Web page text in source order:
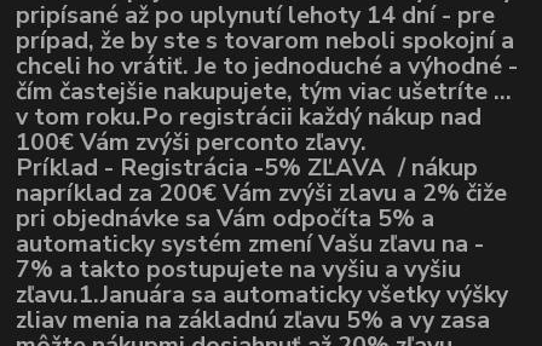
pripísané až po uplynutí lehoty 14 dní - pre
prípad, že by ste s tovarom neboli spokojní a
chceli ho vrátiť. Je to jednoduché a výhodné -
čím častejšie nakupujete, tým viac ušetríte ...
v tom roku.Po registrácii každý nákup nad
100€ Vám zvýši perconto zľavy.
Príklad - Registrácia -5% ZĽAVA / nákup
napríklad za 200€ Vám zvýši zlavu a 2% čiže
pri objednávke sa Vám odpočíta 5% a
automaticky systém zmení Vašu zľavu na -
7% a takto postupujete na vyšiu a vyšiu
zľavu.1.Januára sa automaticky všetky výšky
zliav menia na základnú zľavu 5% a vy zasa